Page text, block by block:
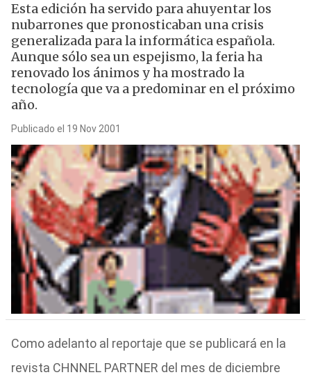
Esta edición ha servido para ahuyentar los
nubarrones que pronosticaban una crisis
generalizada para la informática española.
Aunque sólo sea un espejismo, la feria ha
renovado los ánimos y ha mostrado la
tecnología que va a predominar en el próximo
año.
Publicado el 19 Nov 2001
Como adelanto al reportaje que se publicará en la
revista CHNNEL PARTNER del mes de diciembre